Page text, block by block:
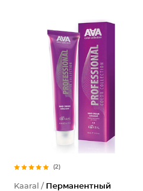
(2)
Kaaral / Перманентный